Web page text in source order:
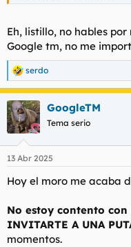
Eh, listillo, no hables por
Google tm, no me
R
e
a
c
c
i
e
:
serdo
GoogleTM
Tema serio
13 Abr 2025
Hoy el moro me acaba
No estoy contento
INVITARTE A UNA
momentos.